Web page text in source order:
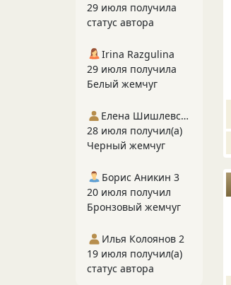
29 июля получила
статус автора
Irina Razgulina
29 июля получила
Белый жемчуг
Елена Шишлевская
28 июля получил(а)
Черный жемчуг
Борис Аникин 3
20 июля получил
Бронзовый жемчуг
Илья Колоянов 2
19 июля получил(а)
статус автора